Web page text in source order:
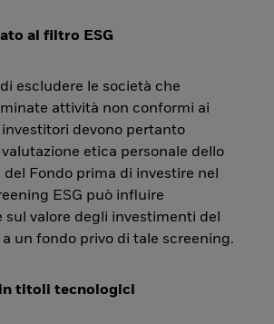
al filtro ESG
di escludere le società che
attività non conformi ai
investitori devono pertanto
etica personale dello
del Fondo prima di investire nel
ESG può influire
sul valore degli investimenti del
un fondo privo di tale screening.
titoli tecnologici